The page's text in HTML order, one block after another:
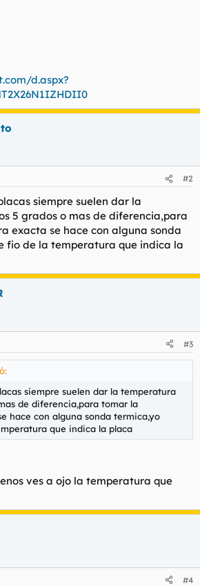
d.aspx?
#2
siempre suelen dar la
5 grados o mas de diferencia,para
exacta se hace con alguna sonda
fio de la temperatura que indica la
#3
siempre suelen dar la temperatura
de diferencia,para tomar la
hace con alguna sonda termica,yo
que indica la placa
ves a ojo la temperatura que
#4